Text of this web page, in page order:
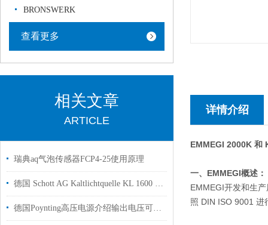
BRONSWERK
查看更多
相关文章
ARTICLE
瑞典aq气泡传感器FCP4-25使用原理
德国 Schott AG Kaltlichtquelle KL 1600 LED用医学领域使用
德国Poynting高压电源介绍输出电压可达200 kV
详情介绍
EMMEGI 2000K 和
一、EMMEGI概述：
EMMEGI开发和生
照 DIN ISO 9001 进